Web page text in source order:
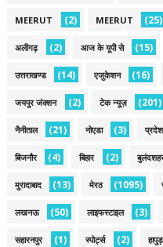
MEERUT (2) MEERUT (25)
अलीगढ़ (2) आज के यूपी से (15)
उत्तराखण्ड (14) एजुकेशन (16)
जयपुर जंक्शन (2) टेक न्यूज़ (201)
नैनीताल (21) नोएडा (3) प्रदेश
बिजनौर (4) बिहार (2)
मुरादाबाद (13) मेरठ (1095)
लखनऊ (50) लाइफस्टाइल (3)
सहारनपुर (1) स्पोर्ट्स (2) हापुड़